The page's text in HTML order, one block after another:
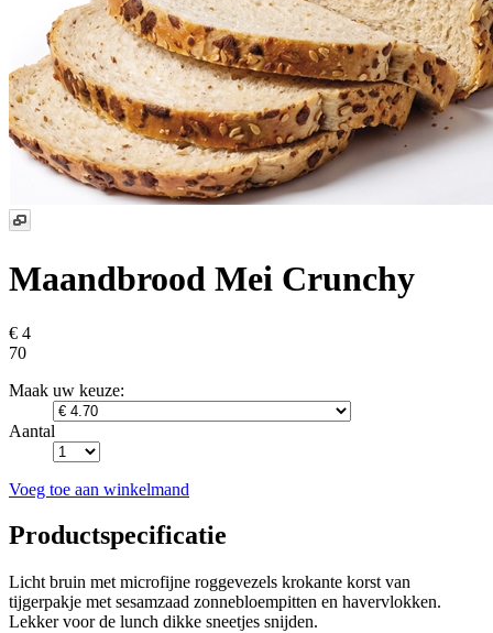
Maandbrood Mei Crunchy
€ 4
70
Maak uw keuze:
Aantal
Voeg toe aan winkelmand
Productspecificatie
Licht bruin met microfijne roggevezels krokante korst van
tijgerpakje met sesamzaad zonnebloempitten en havervlokken.
Lekker voor de lunch dikke sneetjes snijden.